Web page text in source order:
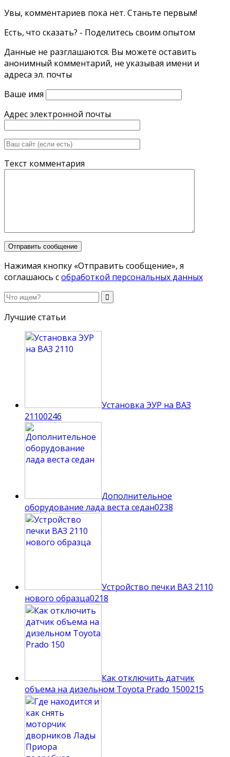
Увы, комментариев пока нет. Станьте первым!
Есть, что сказать? - Поделитесь своим опытом
Данные не разглашаются. Вы можете оставить
анонимный комментарий, не указывая имени и
адреса эл. почты
Ваше имя
Адрес электронной почты
Текст комментария
Нажимая кнопку «Отправить сообщение», я
соглашаюсь собработкой персональных данных
Лучшие статьи
Установка ЭУР на ВАЗ
21100246
Дополнительное
оборудование лада веста седан0238
Устройство печки ВАЗ 2110
нового образца0218
Как отключить датчик
объема на дизельном Toyota Prado 1500215